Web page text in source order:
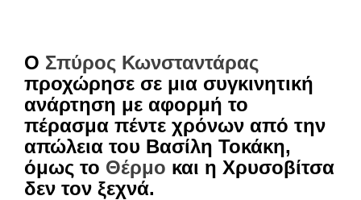
Ο Σπύρος Κωνσταντάρας
προχώρησε σε μια συγκινητική
ανάρτηση με αφορμή το
πέρασμα πέντε χρόνων από την
απώλεια του Βασίλη Τοκάκη,
όμως το Θέρμο και η Χρυσοβίτσα
δεν τον ξεχνά.